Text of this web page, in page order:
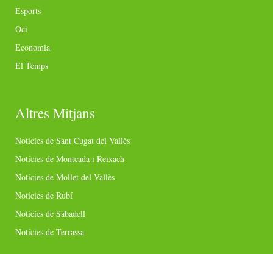
Esports
Oci
Economia
El Temps
Altres Mitjans
Notícies de Sant Cugat del Vallès
Notícies de Montcada i Reixach
Notícies de Mollet del Vallès
Notícies de Rubí
Notícies de Sabadell
Notícies de Terrassa